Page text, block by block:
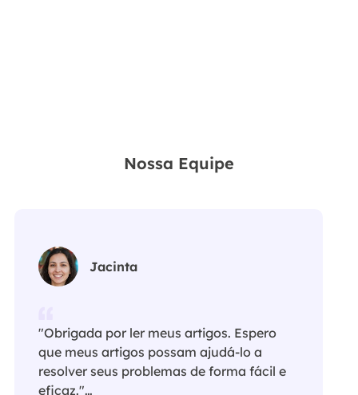
Nossa Equipe
Jacinta
"Obrigada por ler meus artigos. Espero
que meus artigos possam ajudá-lo a
resolver seus problemas de forma fácil e
eficaz."…